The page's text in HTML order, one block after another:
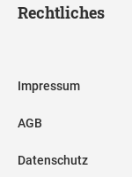
Rechtliches
Impressum
AGB
Datenschutz